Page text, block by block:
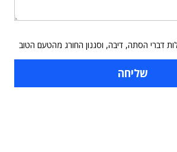
דברי הסתה, דיבה, וסגנון החורג מהטעם הטוב